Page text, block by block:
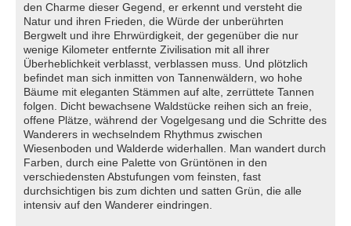
den Charme dieser Gegend, er erkennt und versteht die
Natur und ihren Frieden, die Würde der unberührten
Bergwelt und ihre Ehrwürdigkeit, der gegenüber die nur
wenige Kilometer entfernte Zivilisation mit all ihrer
Überheblichkeit verblasst, verblassen muss. Und plötzlich
befindet man sich inmitten von Tannenwäldern, wo hohe
Bäume mit eleganten Stämmen auf alte, zerrüttete Tannen
folgen. Dicht bewachsene Waldstücke reihen sich an freie,
offene Plätze, während der Vogelgesang und die Schritte des
Wanderers in wechselndem Rhythmus zwischen
Wiesenboden und Walderde widerhallen. Man wandert durch
Farben, durch eine Palette von Grüntönen in den
verschiedensten Abstufungen vom feinsten, fast
durchsichtigen bis zum dichten und satten Grün, die alle
intensiv auf den Wanderer eindringen.